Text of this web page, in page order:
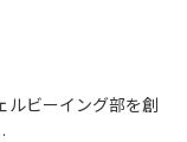
ルビーイング部を創